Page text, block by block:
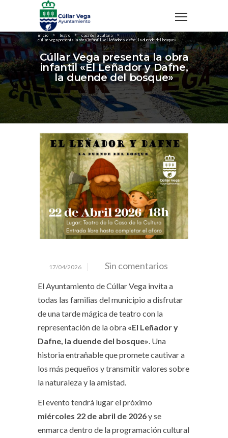
inicio teatro
casa de la cultura
cúllar vega presenta la obra infantil «el leñador y dafne, la duende del bosque»
Cúllar Vega presenta la obra
infantil «El Leñador y Dafne,
la duende del bosque»
17/04/2026 Sin comentarios
El Ayuntamiento de Cúllar Vega invita a
todas las familias del municipio a disfrutar
de una tarde mágica de teatro con la
representación de la obra «El Leñador y
Dafne, la duende del bosque». Una
historia entrañable que promete cautivar a
los más pequeños y transmitir valores sobre
la naturaleza y la amistad.
El evento tendrá lugar el próximo
miércoles 22 de abril de 2026y se
enmarca dentro de la programación cultural